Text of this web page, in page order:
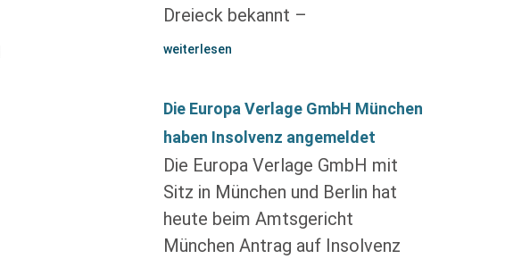
Dreieck bekannt –
weiterlesen
Die Europa Verlage GmbH München
haben Insolvenz angemeldet
Die Europa Verlage GmbH mit
Sitz in München und Berlin hat
heute beim Amtsgericht
München Antrag auf Insolvenz